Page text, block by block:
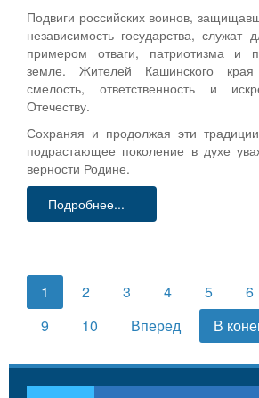
Подвиги российских воинов,
независимость государства, служат
примером отваги, патриотизма и
земле. Жителей Кашинского края
смелость, ответственность и
Отечеству.
Сохраняя и продолжая эти
подрастающее поколение в духе
верности Родине.
Подробнее...
1 2 3 4 5 6
9
10 Вперед В